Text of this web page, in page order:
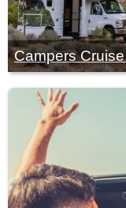
Campers